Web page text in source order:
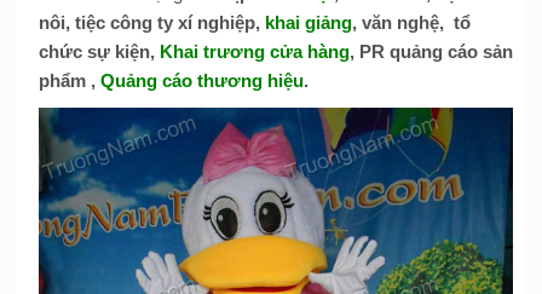
nôi, tiệc công ty xí nghiệp, khai giảng, văn nghệ, tổ
chức sự kiện, Khai trương cửa hàng, PR quảng cáo sản
phẩm , Quảng cáo thương hiệu.